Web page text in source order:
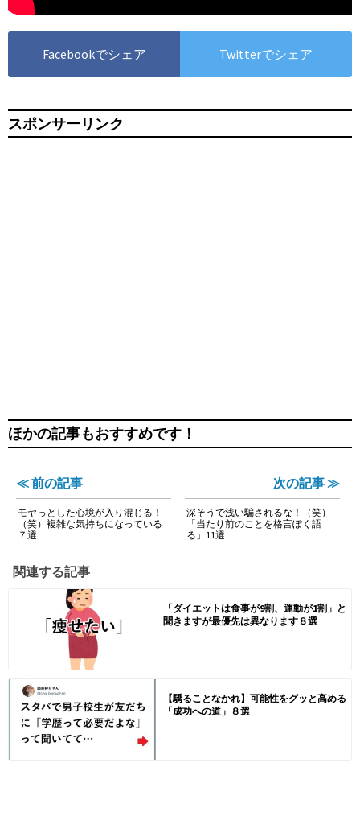
Facebookでシェア Twitterでシェア
スポンサーリンク
ほかの記事もおすすめです！
≪ 前の記事
モヤっとした心境が入り混じる！
（笑）複雑な気持ちになっている
７選
次の記事 ≫
深そうで浅い騙されるな！（笑）
「当たり前のことを格言ぽく語
る」11選
関連する記事
「ダイエットは食事が9割、運動が1割」と
聞きますが最優先は異なります８選
【驕ることなかれ】可能性をグッと高める
「成功への道」８選